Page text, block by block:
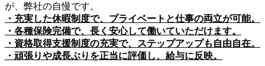
が、弊社の自慢です。
・充実した休暇制度で、プライベートと仕事の両立が可能。
・各種保険完備で、長く安心して働いていただけます。
・資格取得支援制度の充実で、ステップアップも自由自在。
・頑張りや成長ぶりを正当に評価し、給与に反映。